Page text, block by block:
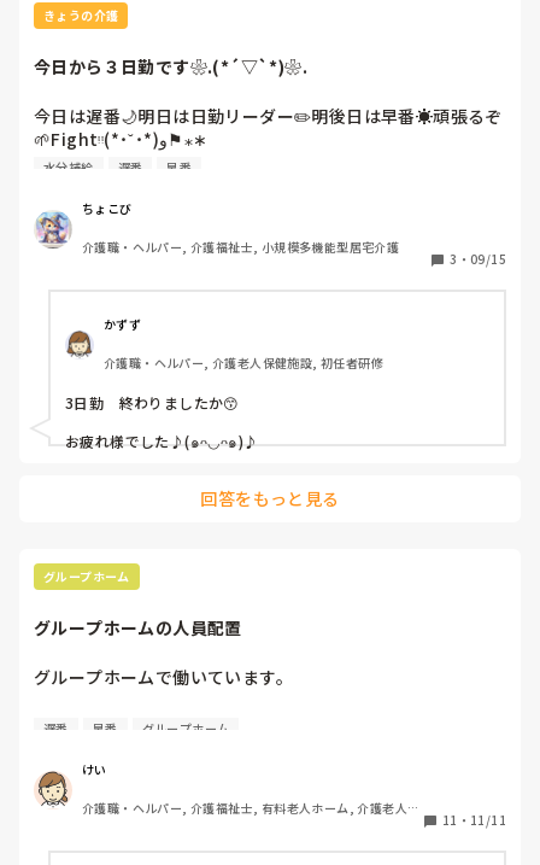
きょうの介護
今日から３日勤です❀.(*´▽`*)❀.
今日は遅番🌙明日は日勤リーダー✏️明後日は早番☀️頑張るぞ
🌱Fightᵎᵎ(*˙˘˙*)و⚑⁎∗
ましょう”(* ´ ꒳ `)⊃日"
水分補給 遅番 早番
ちょこび
介護職・ヘルパー, 介護福祉士, 小規模多機能型居宅介護
3 ・ 09/15
かずず
介護職・ヘルパー, 介護老人保健施設, 初任者研修
3日勤　終わりましたか😙
お疲れ様でした♪(๑ᴖ◡ᴖ๑)♪
回答をもっと見る
グループホーム
グループホームの人員配置
グループホームで働いています。
グループホームは人員配置が３対１のはずですが、うちのグ
16時から夜勤者がフロアに入り、早番と仕事するのは30分
だけ。16時30分に早番が退勤するのですが、この30分間で
遅番 早番 グループホーム
けい
介護職・ヘルパー, 介護福祉士, 有料老人ホーム, 介護老人保
11 ・ 11/11